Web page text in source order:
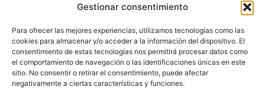
Gestionar consentimiento
Para ofrecer las mejores experiencias, utilizamos tecnologías como las
cookies para almacenar y/o acceder a la información del dispositivo. El
consentimiento de estas tecnologías nos permitirá procesar datos como
el comportamiento de navegación o las identificaciones únicas en este
sitio. No consentir o retirar el consentimiento, puede afectar
negativamente a ciertas características y funciones.
Política de privacidad
Devolución y reembolso
Declaración de accesibilidad